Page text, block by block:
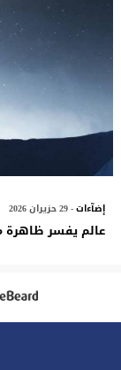
إضآءات- 29 حزيران 2026
عالم يفسر ظاهرة